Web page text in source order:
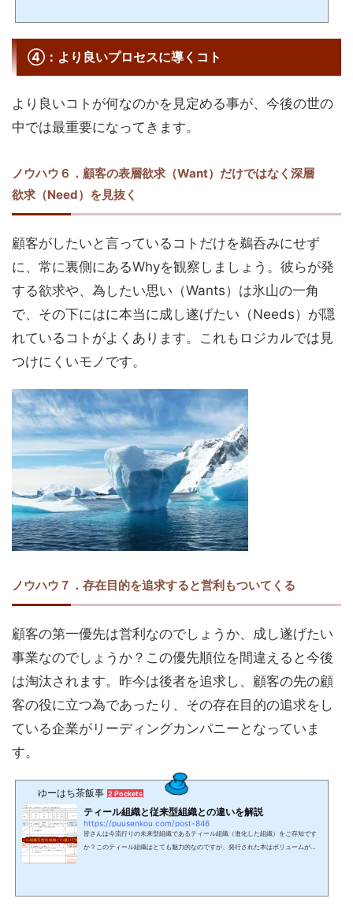
ご紹介していきます。こんな方におすすめ販売に悩む営業マ...
④：より良いプロセスに導くコト
より良いコトが何なのかを見定める事が、今後の世の
中では最重要になってきます。
ノウハウ６．顧客の表層欲求（Want）だけではなく深層
欲求（Need）を見抜く
顧客がしたいと言っているコトだけを鵜呑みにせず
に、常に裏側にあるWhyを観察しましょう。彼らが発
する欲求や、為したい思い（Wants）は氷山の一角
で、その下にはに本当に成し遂げたい（Needs）が隠
れているコトがよくあります。これもロジカルでは見
つけにくいモノです。
ノウハウ７．存在目的を追求すると営利もついてくる
顧客の第一優先は営利なのでしょうか、成し遂げたい
事業なのでしょうか？この優先順位を間違えると今後
は淘汰されます。昨今は後者を追求し、顧客の先の顧
客の役に立つ為であったり、その存在目的の追求をし
ている企業がリーディングカンパニーとなっていま
す。
ゆーはち茶飯事 2 Pockets
ティール組織と従来型組織との違いを解説
https://puusenkou.com/post-846
皆さんは今流行りの未来型組織であるティール組織（進化した組織）をご存知です
か？このティール組織はとても魅力的なのですが、発行された本はボリュームが多